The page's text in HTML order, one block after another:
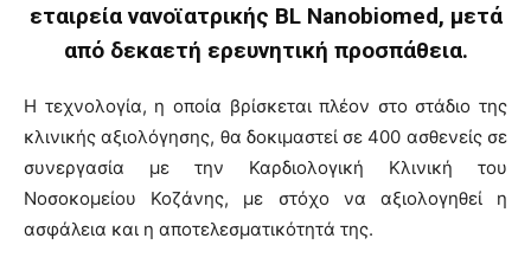
εταιρεία νανοϊατρικής BL Nanobiomed, μετά
από δεκαετή ερευνητική προσπάθεια.
Η τεχνολογία, η οποία βρίσκεται πλέον στο στάδιο της
κλινικής αξιολόγησης, θα δοκιμαστεί σε 400 ασθενείς σε
συνεργασία με την Καρδιολογική Κλινική του
Νοσοκομείου Κοζάνης, με στόχο να αξιολογηθεί η
ασφάλεια και η αποτελεσματικότητά της.